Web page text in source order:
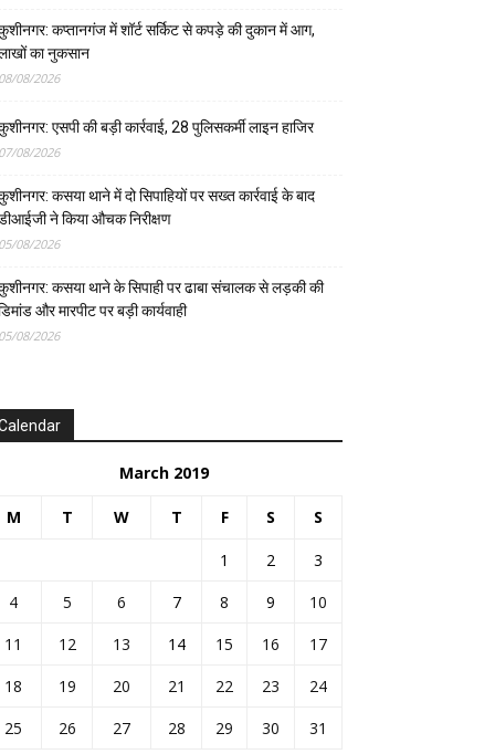
कप्तानगंज में शॉर्ट सर्किट से कपड़े की दुकान में आग,
का नुकसान
08/08/2026
एसपी की बड़ी कार्रवाई, 28 पुलिसकर्मी लाइन हाजिर
07/08/2026
कसया थाने में दो सिपाहियों पर सख्त कार्रवाई के बाद
ने किया औचक निरीक्षण
05/08/2026
कसया थाने के सिपाही पर ढाबा संचालक से लड़की की
और मारपीट पर बड़ी कार्यवाही
05/08/2026
March 2019
M T W T F S S
1 2
3
4
5 6 7 8 9
10
11
12 13 14 15 16
17
18
19 20 21 22 23
24
25
26 27 28 29 30
31